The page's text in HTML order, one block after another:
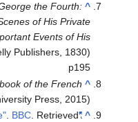
^
the Fourth:
of His Private
Events of His
Publishers, 1830)
p195
^
of the French
Press, 2015)
^
"Robert Burns – Auld Lang Syne"
BBC . Retrieved